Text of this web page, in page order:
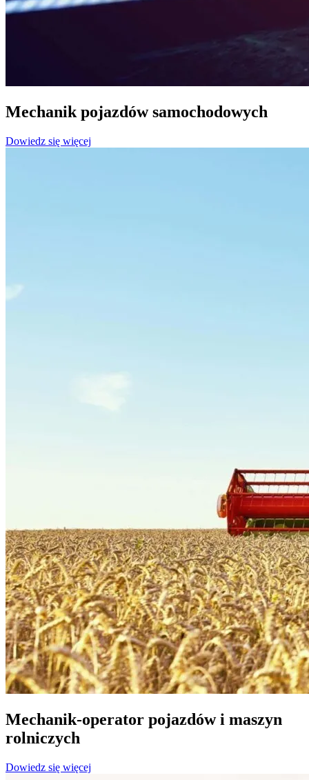
Mechanik pojazdów samochodowych
Dowiedz się więcej
Mechanik-operator pojazdów i maszyn
rolniczych
Dowiedz się więcej